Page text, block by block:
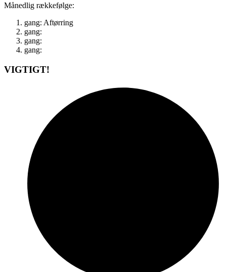
Månedlig rækkefølge:
gang: Aftørring
gang:
gang:
gang:
VIGTIGT!